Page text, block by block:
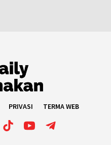
PRIVASI TERMA WEB